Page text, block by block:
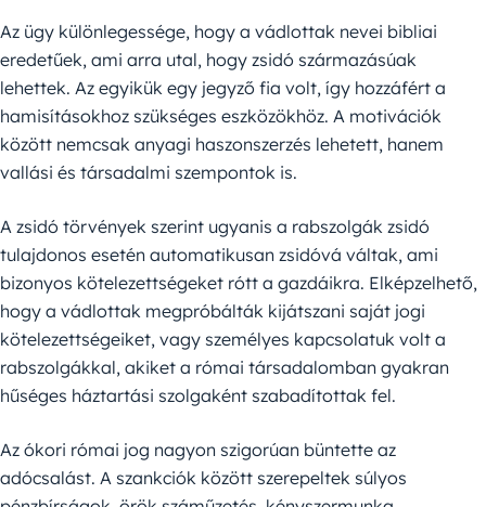
Az ügy különlegessége, hogy a vádlottak nevei bibliai
eredetűek, ami arra utal, hogy zsidó származásúak
lehettek. Az egyikük egy jegyző fia volt, így hozzáfért a
hamisításokhoz szükséges eszközökhöz. A motivációk
között nemcsak anyagi haszonszerzés lehetett, hanem
vallási és társadalmi szempontok is.
A zsidó törvények szerint ugyanis a rabszolgák zsidó
tulajdonos esetén automatikusan zsidóvá váltak, ami
bizonyos kötelezettségeket rótt a gazdáikra. Elképzelhető,
hogy a vádlottak megpróbálták kijátszani saját jogi
kötelezettségeiket, vagy személyes kapcsolatuk volt a
rabszolgákkal, akiket a római társadalomban gyakran
hűséges háztartási szolgaként szabadítottak fel.
Az ókori római jog nagyon szigorúan büntette az
adócsalást. A szankciók között szerepeltek súlyos